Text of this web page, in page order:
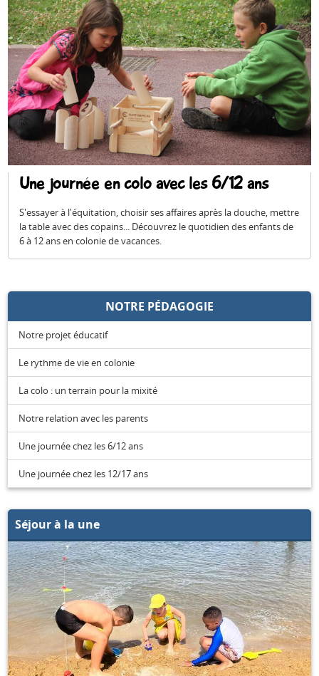
Une journée en colo avec les 6/12 ans
S'essayer à l'équitation, choisir ses affaires après la douche, mettre
la table avec des copains... Découvrez le quotidien des enfants de
6 à 12 ans en colonie de vacances.
NOTRE PÉDAGOGIE
Notre projet éducatif
Le rythme de vie en colonie
La colo : un terrain pour la mixité
Notre relation avec les parents
Une journée chez les 6/12 ans
Une journée chez les 12/17 ans
Séjour à la une